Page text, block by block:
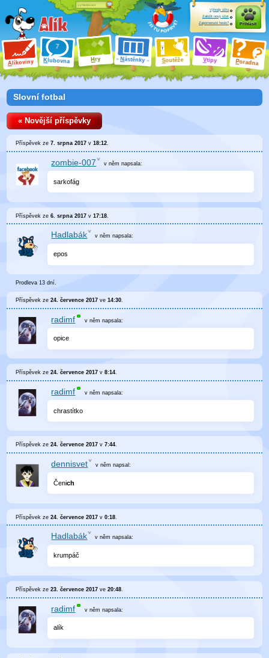
Alíkoviny Klubovna Hry Nástěnky Soutěže Vtipy Poradna
Výhody účtu
Založit nový účet
Zapomenuté heslo?
Přihlásit
Slovní fotbal
« Novější příspěvky
Příspěvek ze7. srpna 2017 v18:12.
zombie-007 v něm napsala:
sarkofág
Příspěvek ze6. srpna 2017 v17:18
Hadlabák v něm napsala:
epos
Prodleva 13 dní.
Příspěvek ze24. července 2017 ve14:30
radimf v němnapsala:
opice
Příspěvek ze24. července 2017 v8:14.
radimf v němnapsala:
chrastítko
Příspěvek ze24. července 2017 v7:44.
dennisvet v něm napsal:
Čenich
Příspěvek ze24. července 2017 v0:18
Hadlabák v něm napsala:
krumpáč
Příspěvek ze23. července 2017 ve20:48
radimf v němnapsala:
alík